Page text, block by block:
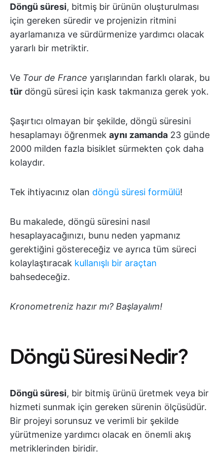
Döngü süresi, bitmiş bir ürünün oluşturulması
için gereken süredir ve projenizin ritmini
ayarlamanıza ve sürdürmenize yardımcı olacak
yararlı bir metriktir.
Ve Tour de France yarışlarından farklı olarak, bu
tür döngü süresi için kask takmanıza gerek yok.
Şaşırtıcı olmayan bir şekilde, döngü süresini
hesaplamayı öğrenmek aynı zamanda 23 günde
2000 milden fazla bisiklet sürmekten çok daha
kolaydır.
Tek ihtiyacınız olan döngü süresi formülü!
Bu makalede, döngü süresini nasıl
hesaplayacağınızı, bunu neden yapmanız
gerektiğini göstereceğiz ve ayrıca tüm süreci
kolaylaştıracak kullanışlı bir araçtan
bahsedeceğiz.
Kronometreniz hazır mı? Başlayalım!
Döngü Süresi Nedir?
Döngü süresi, bir bitmiş ürünü üretmek veya bir
hizmeti sunmak için gereken sürenin ölçüsüdür.
Bir projeyi sorunsuz ve verimli bir şekilde
yürütmenize yardımcı olacak en önemli akış
metriklerinden biridir.